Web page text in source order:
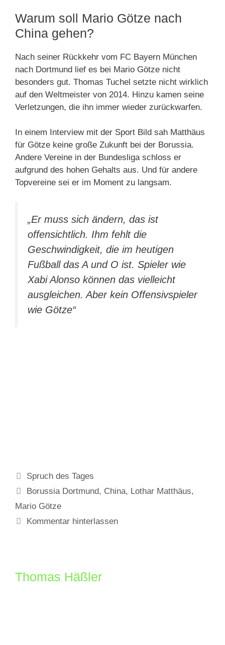
Warum soll Mario Götze nach
China gehen?
Nach seiner Rückkehr vom FC Bayern München
nach Dortmund lief es bei Mario Götze nicht
besonders gut. Thomas Tuchel setzte nicht wirklich
auf den Weltmeister von 2014. Hinzu kamen seine
Verletzungen, die ihn immer wieder zurückwarfen.
In einem Interview mit der Sport Bild sah Matthäus
für Götze keine große Zukunft bei der Borussia.
Andere Vereine in der Bundesliga schloss er
aufgrund des hohen Gehalts aus. Und für andere
Topvereine sei er im Moment zu langsam.
„Er muss sich ändern, das ist
offensichtlich. Ihm fehlt die
Geschwindigkeit, die im heutigen
Fußball das A und O ist. Spieler wie
Xabi Alonso können das vielleicht
ausgleichen. Aber kein Offensivspieler
wie Götze“
Kategorien
Spruch des Tages
Schlagwörter
Borussia Dortmund, China, Lothar Matthäus,
Mario Götze
Kommentar hinterlassen
Thomas Häßler